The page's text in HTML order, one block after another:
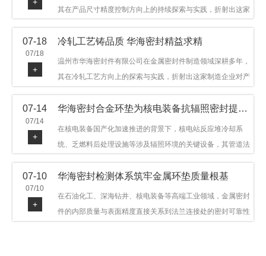
+
其在产品尺寸精度控制方向上的持续探索与实践，折射出这家
产品，广泛应用于石油机械、管道法兰、采油树、井口装置等
领域。本文从尺寸精度的技术内涵及企业工艺积累等角度，呈
现华海密封在该领域的务实探索与稳步发展。
07-18
07/18
+
冷轧工艺铸品质 华海密封精益求精
温州市华海密封件有限公司在金属密封件制造领域深耕多年，
其在冷轧工艺方向上的探索与实践，折射出这家制造企业对产
品，广泛应用于石油机械、管道法兰、采油树、井口装置等领
步发展。
07-14
07/14
+
华海密封合金环垫为核电装备抗辐照密封提供可靠保障
在核电装备国产化加速推进的背景下，核电站反应堆冷却系
统、乏燃料后处理设施等涉及辐照环境的关键设备，其管道法
定与密封可靠。温州市华海密封件科技有限公司深耕金属密封
领域二十余年，依托八角垫、椭圆垫及RX/BX系列高压环垫等
全系列产品，以特种合金材质体系，为核电装备抗辐照密封提
供针对性配套方案。
07-10
07/10
+
华海密封检测体系筑牢金属环垫质量根基
在石油化工、深海钻井、核电装备等高端工业领域，金属密封
件的内部质量与表面精度直接关系到法兰连接处的密封可靠性